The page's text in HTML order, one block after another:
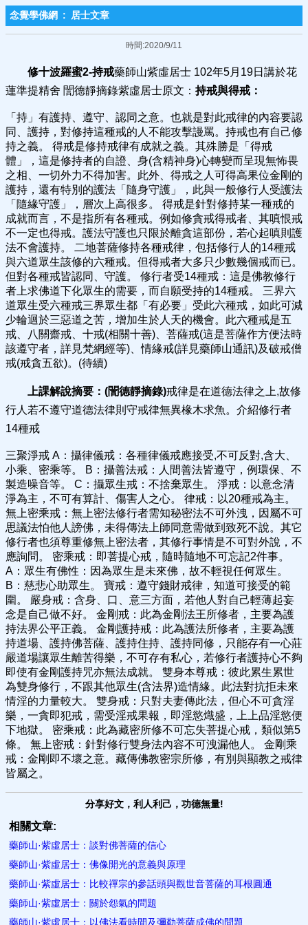
念覺學佛網 : 居士文章
時間:2020/9/11
修十波羅蜜2-持戒藥師山紫虛居士 102年5月19日講於花
蓮準提精舍 誾德靜摘錄紫虛居士原文： 持戒與得戒：
「持」有護持、遵守、認同之意。也就是對此戒律的內容要認
同、護持，對修持這種戒的人不能攻擊謾罵。持戒也有自己修
持之義。 得戒是修持戒律有成就之義。其殊勝是「得戒
體」，這是修持者的自證、身(含精神身)心轉變而呈現無怖畏
之相、一切外力不得加害。此外、得戒之人可得高果位金剛的
護持，還有特別的護法「隨身守護」，此與一般修行人受護法
「隨緣守護」，層次上高很多。 得戒是針對修持某一種戒的
成就而言，不是指所有各種戒。例如修貪戒得戒者、其嗔恨戒
不一定也得戒。護法守護也只限於離貪這部份，若心起嗔則護
法不會護持。 二地菩薩修持各種戒律，包括修行人的14種戒
與六道眾生該修的六種戒。但得戒者大多只少數幾個戒而已。
但對各種戒皆認同、守護。 修行者受14種戒：這是佛教修行
者上求佛道下化眾生的需要，而自願受持的14種戒。 三界六
道眾生受六種戒三界眾生都「有必要」受此六種戒，如此可減
少輪迴於三惡道之苦，增加生於人天的機會。此六種戒是五
戒、八關齋戒、十戒(相關十善)、菩薩戒(這是菩薩作方便法時
該遵守者，詳見梵網經等)、情緣戒(詳見藥師山通訊)及破戒僧
戒(戒貪五欲)。(待續)
上課解說摘要： (誾德靜摘錄)戒律是在道德法律之上,故修
行人若不遵守道德法律則守戒律無異椽木求魚。介紹修行者
14種戒
三聚淨戒 A：攝律儀戒：各種律儀戒應接受,不可反對,含大、
小乘、密乘等。 B：攝善法戒：人間善法皆遵守，例環保、不
製造噪音等。 C：攝眾生戒：不捨棄眾生。 淨戒：以意念清
淨為主，不可有算計、傷害人之心。 律戒：以20種戒為主。
無上密乘戒：無上密法修行者需知秘密法不可外洩，因屬不可
思議法怕他人謗佛，未得傳法上師同意需做到致死不說。其它
修行者也須尊重修無上密法者，其修行事情是不可對外說，不
應詢問。 密乘戒：即菩提心戒，隨時隨地不可忘記2件事。
A：眾生有佛性：因為眾生是未來佛，故不輕視任何眾生。
B：慈悲心助眾生。 寶戒：遵守錢財戒律，知道可接受的範
圍。 嚴身戒：含身、口、意三方面，若他人對自己輕薄起妄
念是自己做不好。 金剛戒：此為金剛法王所修者，主要為護
持法界公平正義。 金剛護持戒：此為護法所修者，主要為護
持道場、護持佛菩薩、護持住持、護持同修，只能存有一心莊
嚴道場讓眾生離苦得樂，不可存有私心，若修行者護持心不夠
即使有金剛護持咒亦無法成就。 雙身本尊戒：彼此累生累世
為雙身修行，不跟其他眾生(含法界)造情緣。此法對抗拒未來
情淫的力量較大。 雙身戒：只對夫妻傳此法，但心不可貪淫
樂，一貪即犯戒，需受淫戒果報，即淫慾熾盛，上上品淫慾便
下地獄。 密乘戒：此為藏密所修不可忘失菩提心戒，類似第5
條。 無上密戒：針對修行雙身法內容不可洩漏他人。 金剛乘
戒：金剛即不壞之意。藏傳佛教密宗所修，有別與顯教之戒律
皆屬之。
分享好文，利人利己，功德無量!
相關文章:
藥師山·紫虛居士：談對佛菩薩的信心
藥師山·紫虛居士：佛像開光的意義與原理
藥師山·紫虛居士：比較禪宗的參話頭與觀世音菩薩的耳根圓通
藥師山·紫虛居士：關於怨氣的問題
藥師山·紫虛居士：以佛法看時間及彌勒菩薩成佛的問題